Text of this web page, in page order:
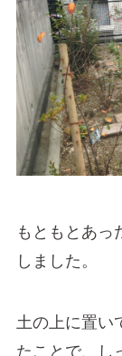
もともとあっ
しました。
土の上に置い
たことで、し